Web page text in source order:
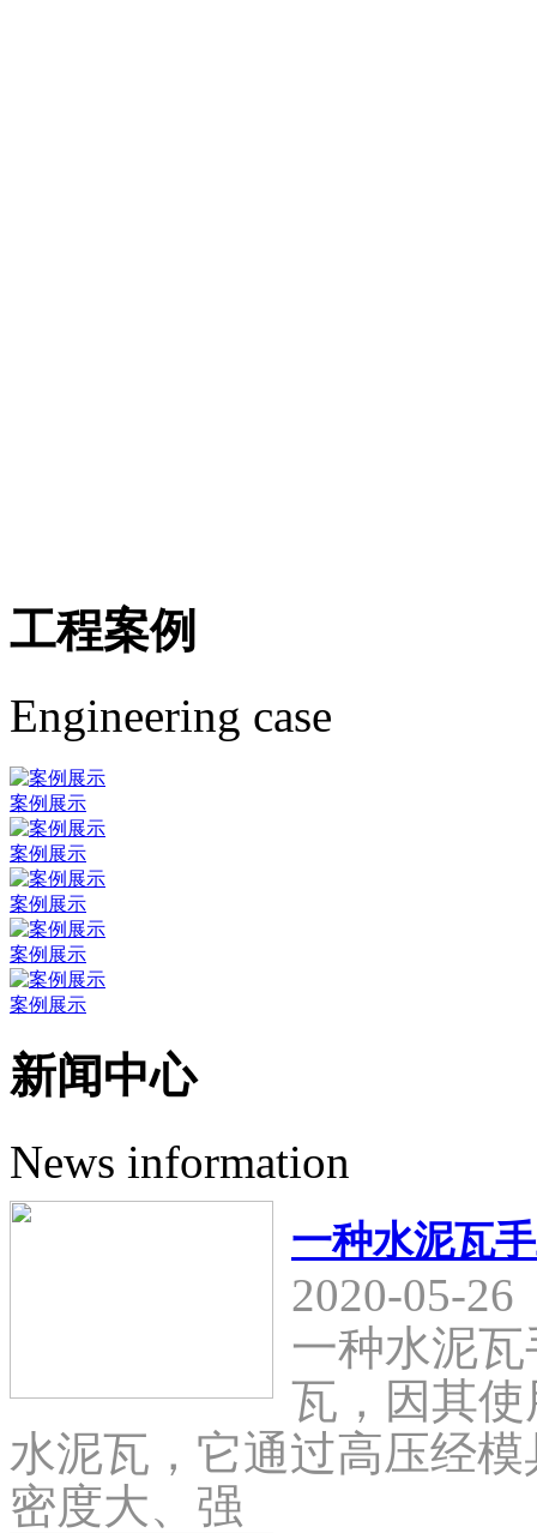
工程案例
Engineering case
案例展示
案例展示
案例展示
案例展示
案例展示
新闻中心
News information
一种水泥瓦
2020-05-26
一种水泥
瓦，因其
水泥瓦，它通过高压经
密度大、强